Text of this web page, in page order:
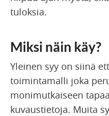
tuloksia.
Miksi näin käy?
Yleinen syy on siinä
toimintamalli joka
monimutkaiseen
kuvaustietoja. Muita